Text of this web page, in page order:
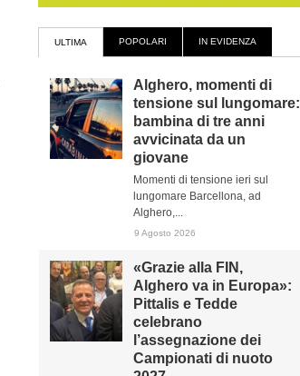
ULTIMA POPOLARI IN EVIDENZA
Alghero, momenti di
tensione sul lungomare:
bambina di tre anni
avvicinata da un
giovane
Momenti di tensione ieri sul
lungomare Barcellona, ad
Alghero,...
9 Agosto 2026
«Grazie alla FIN,
Alghero va in Europa»:
Pittalis e Tedde
celebrano
l’assegnazione dei
Campionati di nuoto